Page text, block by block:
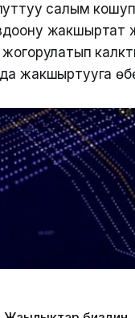
салым
жакшыртат
жогорулатып
жакшыртууга